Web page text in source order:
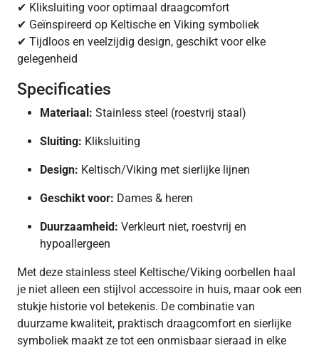
✔ Kliksluiting voor optimaal draagcomfort
✔ Geïnspireerd op Keltische en Viking symboliek
✔ Tijdloos en veelzijdig design, geschikt voor elke
gelegenheid
Specificaties
Materiaal: Stainless steel (roestvrij staal)
Sluiting: Kliksluiting
Design: Keltisch/Viking met sierlijke lijnen
Geschikt voor: Dames & heren
Duurzaamheid: Verkleurt niet, roestvrij en
hypoallergeen
Met deze stainless steel Keltische/Viking oorbellen haal
je niet alleen een stijlvol accessoire in huis, maar ook een
stukje historie vol betekenis. De combinatie van
duurzame kwaliteit, praktisch draagcomfort en sierlijke
symboliek maakt ze tot een onmisbaar sieraad in elke